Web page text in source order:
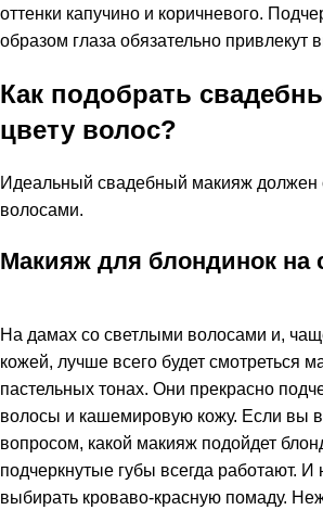
оттенки капучино и коричневого.
образом глаза обязательно привлекут
Как подобрать
цвету волос?
Идеальный свадебный макияж должен
волосами.
Макияж для блондинок на
На дамах со светлыми волосами и,
кожей, лучше всего будет смотреться
пастельных тонах. Они прекрасно
волосы и кашемировую кожу. Если вы
вопросом, какой макияж подойдет
подчеркнутые губы всегда работают. И
выбирать кроваво-красную помаду.